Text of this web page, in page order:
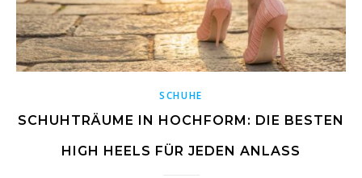
SCHUHE
SCHUHTRÄUME IN HOCHFORM: DIE BESTEN
HIGH HEELS FÜR JEDEN ANLASS